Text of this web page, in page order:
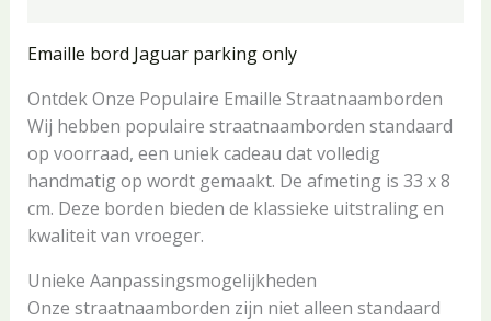
Emaille bord Jaguar parking only
Ontdek Onze Populaire Emaille Straatnaamborden
Wij hebben populaire straatnaamborden standaard
op voorraad, een uniek cadeau dat volledig
handmatig op wordt gemaakt. De afmeting is 33 x 8
cm. Deze borden bieden de klassieke uitstraling en
kwaliteit van vroeger.
Unieke Aanpassingsmogelijkheden
Onze straatnaamborden zijn niet alleen standaard